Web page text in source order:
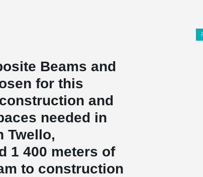
Beams and
for this
and
needed in
Twello,
1 400 meters of
to construction